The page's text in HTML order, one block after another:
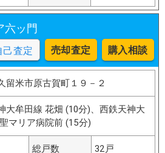
六ッ門
査定 売却査定 購入相談
留米市原古賀町１９－２
大牟田線 花畑 (10分)、西鉄天神大
マリア病院前 (15分)
総戸数 32戸